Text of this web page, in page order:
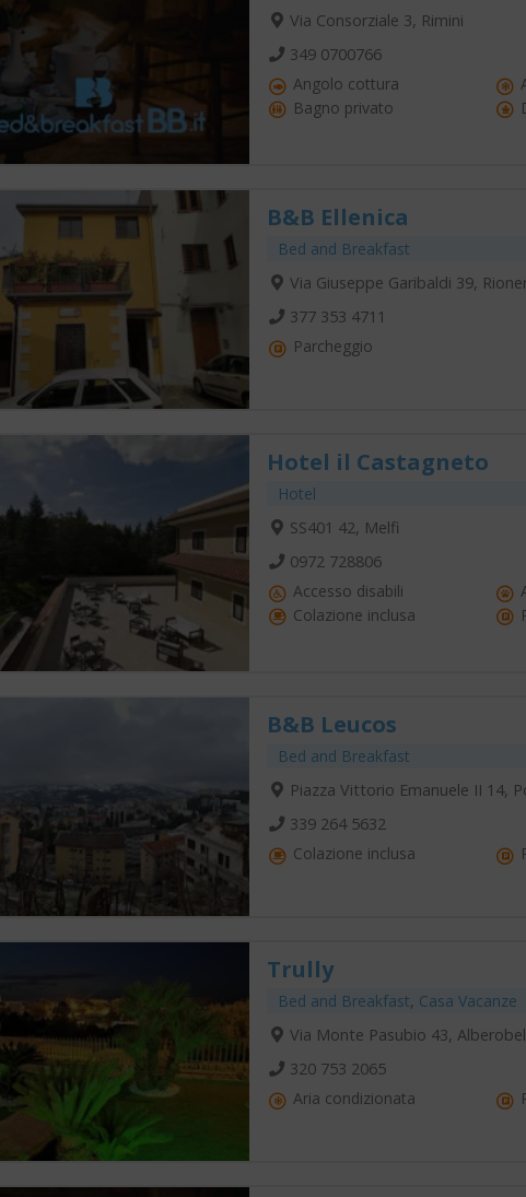
Via Consorziale 3, Rimini
349 0700766
Angolo cottura
Bagno privato
B&B Ellenica
Bed and Breakfast
Via Giuseppe Garibaldi 39,
377 353 4711
Parcheggio
Hotel il Castagneto
Hotel
SS401 42, Melfi
0972 728806
Accesso disabili
Colazione inclusa
B&B Leucos
Bed and Breakfast
Piazza Vittorio Emanuele II 14,
339 264 5632
Colazione inclusa
Trully
Bed and Breakfast, Casa Vacanze
Via Monte Pasubio 43,
320 753 2065
Aria condizionata